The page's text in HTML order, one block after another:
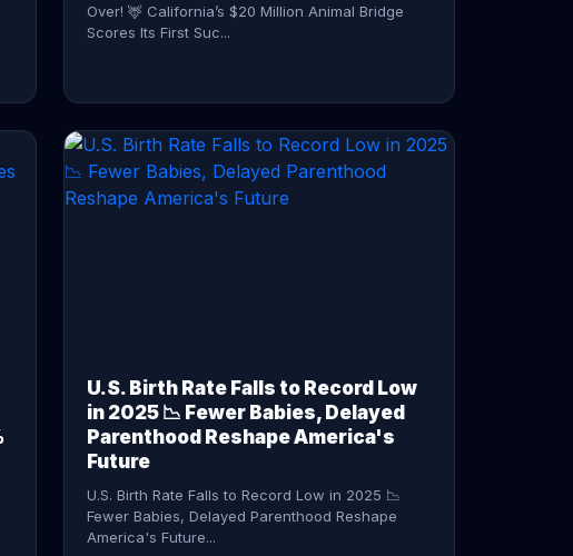
Over! 🦌 California’s $20 Million Animal Bridge
Scores Its First Suc...
U.S. Birth Rate Falls to Record Low
in 2025 📉 Fewer Babies, Delayed
Parenthood Reshape America's
Future
U.S. Birth Rate Falls to Record Low in 2025 📉
Fewer Babies, Delayed Parenthood Reshape
America's Future...